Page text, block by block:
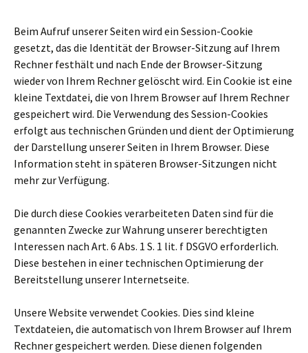
Beim Aufruf unserer Seiten wird ein Session-Cookie
gesetzt, das die Identität der Browser-Sitzung auf Ihrem
Rechner festhält und nach Ende der Browser-Sitzung
wieder von Ihrem Rechner gelöscht wird. Ein Cookie ist eine
kleine Textdatei, die von Ihrem Browser auf Ihrem Rechner
gespeichert wird. Die Verwendung des Session-Cookies
erfolgt aus technischen Gründen und dient der Optimierung
der Darstellung unserer Seiten in Ihrem Browser. Diese
Information steht in späteren Browser-Sitzungen nicht
mehr zur Verfügung.
Die durch diese Cookies verarbeiteten Daten sind für die
genannten Zwecke zur Wahrung unserer berechtigten
Interessen nach Art. 6 Abs. 1 S. 1 lit. f DSGVO erforderlich.
Diese bestehen in einer technischen Optimierung der
Bereitstellung unserer Internetseite.
Unsere Website verwendet Cookies. Dies sind kleine
Textdateien, die automatisch von Ihrem Browser auf Ihrem
Rechner gespeichert werden. Diese dienen folgenden